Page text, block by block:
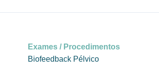
Exames / Procedimentos
Biofeedback Pélvico